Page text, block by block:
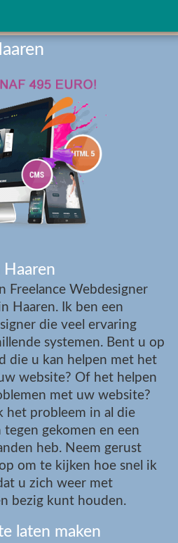
Freelance Webdesigner
Haaren. Ik ben een
die veel ervaring
systemen. Bent u op
die u kan helpen met het
website? Of het helpen
met uw website?
het probleem in al die
tegen gekomen en een
heb. Neem gerust
om te kijken hoe snel ik
u zich weer met
bezig kunt houden.
laten maken